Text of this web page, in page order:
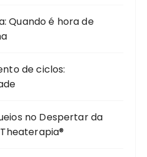
Quando é hora de
de ciclos:
no Despertar da